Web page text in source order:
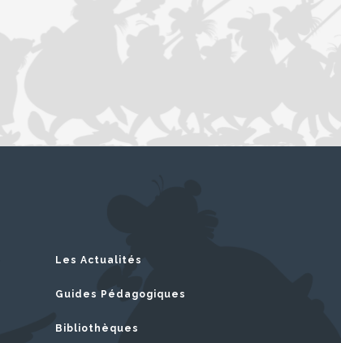
Les Actualités
Guides Pédagogiques
Bibliothèques